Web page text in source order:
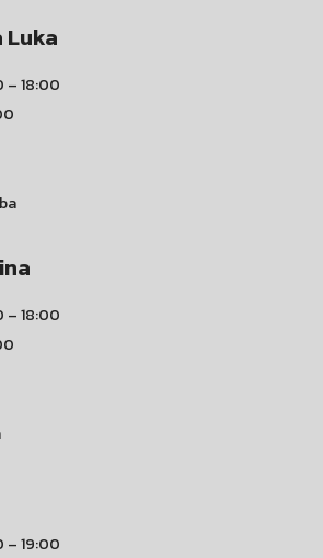
Luka
– 18:00
– 18:00
– 19:00